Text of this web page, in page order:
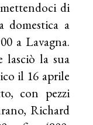
di
domestica a
a Lavagna.
lasciò la sua
il 16 aprile
con pezzi
Richard